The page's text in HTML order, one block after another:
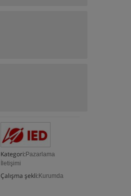
Kategori: Pazarlama
İletişimi
Çalışma şekli: Kurumda